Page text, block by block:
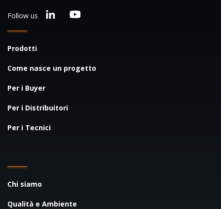
Follow us
Prodotti
Come nasce un progetto
Per i Buyer
Per i Distribuitori
Per i Tecnici
Chi siamo
Qualità e Ambiente